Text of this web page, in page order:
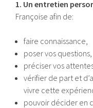
1. Un entretien
Françoise afin de:
faire connaissance,
poser vos questions,
préciser vos
vérifier de part et
vivre cette
pouvoir décider en